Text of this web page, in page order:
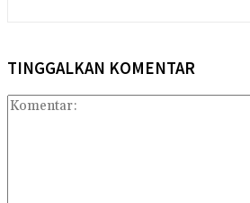
TINGGALKAN KOMENTAR